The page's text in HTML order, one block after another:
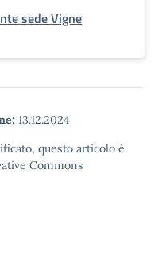
sede Vigne
13.12.2024
questo articolo è
Commons